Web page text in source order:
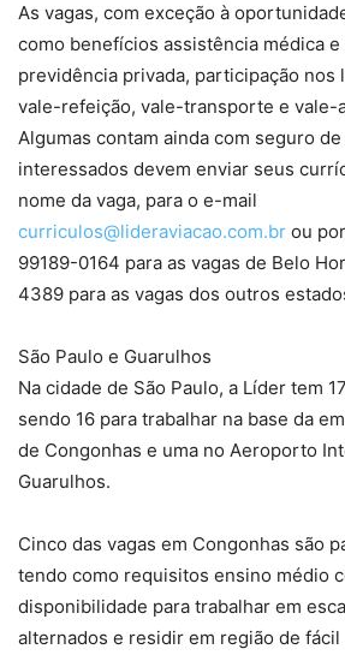
As vagas, com exceção à
como benefícios assistência médica
previdência privada, participação nos
vale-refeição, vale-transporte e vale-
Algumas contam ainda com seguro de
interessados devem enviar seus
nome da vaga, para o e-mail
curriculos@lideraviacao.com.br ou
99189-0164 para as vagas de Belo
4389 para as vagas dos outros
São Paulo e Guarulhos
Na cidade de São Paulo, a Líder tem
sendo 16 para trabalhar na base da
de Congonhas e uma no Aeroporto
Guarulhos.
Cinco das vagas em Congonhas são
tendo como requisitos ensino médio
disponibilidade para trabalhar em
alternados e residir em região de fácil